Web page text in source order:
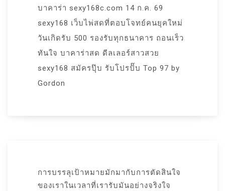
บาคาร่า sexy168c.com 14 ก.ค. 69
sexy168 เว็บไพ่สดที่ตอบโจทย์คนยุคใหม่
วันเกิดรับ 500 รองรับทุกธนาคาร ถอนเร็ว
ทันใจ บาคาร่าสด ดีลเลอร์สาวสวย
sexy168 สมัครปุ๊บ รับโปรปั๊บ Top 97 by
Gordon
การบรรลุเป้าหมายมักมากับการตัดสินใจ
ของเราในเวลาที่เรารับมันอย่างจริงใจ